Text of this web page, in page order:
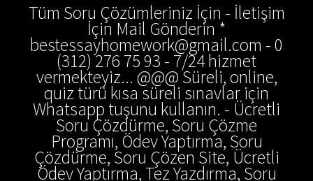
Tüm Soru Çözümleriniz İçin - İletişim
İçin Mail Gönderin *
bestessayhomework@gmail.com - 0
(312) 276 75 93 - 7/24 hizmet
vermekteyiz... @@@ Süreli, online,
quiz türü kısa süreli sınavlar için
Whatsapp tuşunu kullanın. - Ücretli
Soru Çözdürme, Soru Çözme
Programı, Ödev Yaptırma, Soru
Çözdürme, Soru Çözen Site, Ücretli
Ödev Yaptırma, Tez Yazdırma, Soru